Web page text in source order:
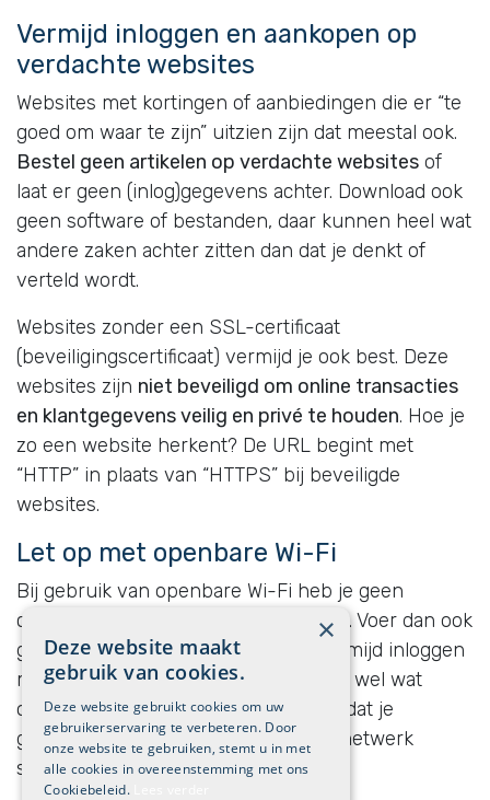
Vermijd inloggen en aankopen op
verdachte websites
Websites met kortingen of aanbiedingen die er “te
goed om waar te zijn” uitzien zijn dat meestal ook.
Bestel geen artikelen op verdachte websites of
laat er geen (inlog)gegevens achter. Download ook
geen software of bestanden, daar kunnen heel wat
andere zaken achter zitten dan dat je denkt of
verteld wordt.
Websites zonder een SSL-certificaat
(beveiligingscertificaat) vermijd je ook best. Deze
websites zijn niet beveiligd om online transacties
en klantgegevens veilig en privé te houden. Hoe je
zo een website herkent? De URL begint met
“HTTP” in plaats van “HTTPS” bij beveiligde
websites.
Let op met openbare Wi-Fi
Bij gebruik van openbare Wi-Fi heb je geen
controle over hoe die beveiligd wordt. Voer dan ook
geen financiële transacties uit en vermijd inloggen
met persoonlijke gegevens. Dit kan je wel wat
omzeilen aan de hand van een
, dat je
gegevens die je via een onbeveiligd netwerk
stuurt, beschermt.
×
Deze website maakt
gebruik van cookies.
Deze website gebruikt cookies om uw
gebruikerservaring te verbeteren. Door
onze website te gebruiken, stemt u in met
alle cookies in overeenstemming met ons
Cookiebeleid.